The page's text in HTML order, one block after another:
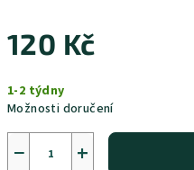
120 Kč
cena:
1-2 týdny
Možnosti doručení
+
−